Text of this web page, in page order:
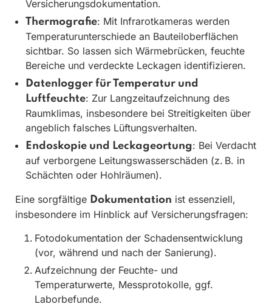
Versicherungsdokumentation.
Thermografie: Mit Infrarotkameras werden
Temperaturunterschiede an Bauteiloberflächen
sichtbar. So lassen sich Wärmebrücken, feuchte
Bereiche und verdeckte Leckagen identifizieren.
Datenlogger für Temperatur und
Luftfeuchte: Zur Langzeitaufzeichnung des
Raumklimas, insbesondere bei Streitigkeiten über
angeblich falsches Lüftungsverhalten.
Endoskopie und Leckageortung: Bei Verdacht
auf verborgene Leitungswasserschäden (z. B. in
Schächten oder Hohlräumen).
Eine sorgfältige Dokumentation ist essenziell,
insbesondere im Hinblick auf Versicherungsfragen:
Fotodokumentation der Schadensentwicklung
(vor, während und nach der Sanierung).
Aufzeichnung der Feuchte- und
Temperaturwerte, Messprotokolle, ggf.
Laborbefunde.